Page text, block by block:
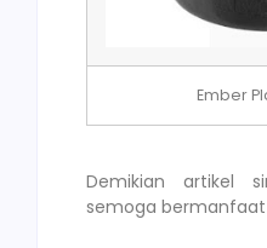
Ember
Demikian artikel
semoga